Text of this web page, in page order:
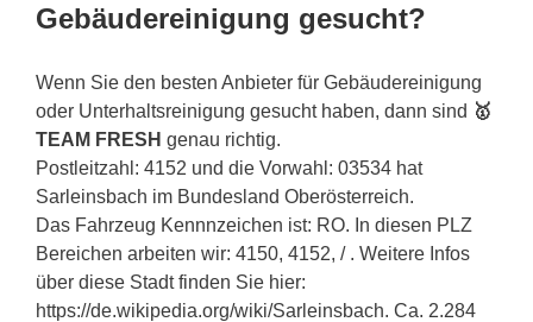
Gebäudereinigung gesucht?
Wenn Sie den besten Anbieter für Gebäudereinigung
oder Unterhaltsreinigung gesucht haben, dann sind 🥇
TEAM FRESH genau richtig.
Postleitzahl: 4152 und die Vorwahl: 03534 hat
Sarleinsbach im Bundesland Oberösterreich.
Das Fahrzeug Kennnzeichen ist: RO. In diesen PLZ
Bereichen arbeiten wir: 4150, 4152, / . Weitere Infos
über diese Stadt finden Sie hier:
https://de.wikipedia.org/wiki/Sarleinsbach. Ca. 2.284